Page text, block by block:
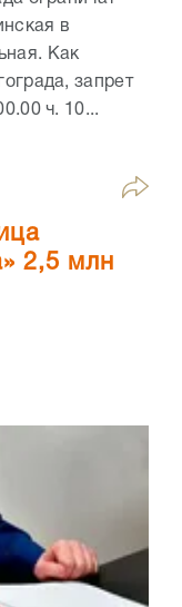
в
Как
запрет
ч. 10...
2,5 млн